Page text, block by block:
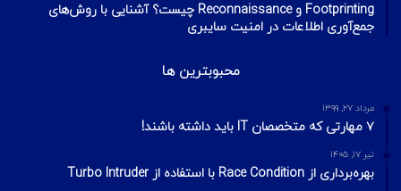
Footprinting و Reconnaissance چیست؟ آشنایی با روش‌های
جمع‌آوری اطلاعات در امنیت سایبری
محبوبترین ها
مرداد ۲۷, ۱۳۹۹
۷ مهارتی که متخصصان IT باید داشته باشند!
تیر ۱۷, ۱۴۰۵
بهره‌برداری از Race Condition با استفاده از Turbo Intruder